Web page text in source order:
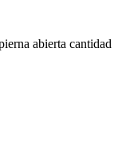
abierta cantidad